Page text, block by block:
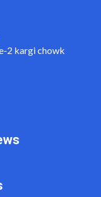
2 kargi chowk